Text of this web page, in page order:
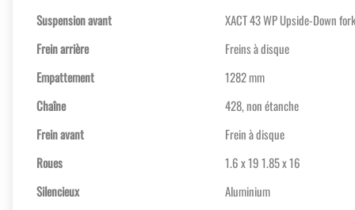
Suspension avant
XACT 43 WP Upside-Down
Frein arrière
Freins à disque
Empattement
1282 mm
Chaîne
428, non étanche
Frein avant
Frein à disque
Roues
1.6 x 19 1.85 x 16
Silencieux
Aluminium